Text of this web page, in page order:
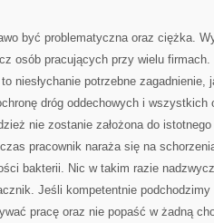
być problematyczna oraz ciężka.
osób pracujących przy wielu
niesłychanie potrzebne zagadnienie,
dróg oddechowych i wszystkich
nie zostanie założona do
pracownik naraża się na
bakterii. Nic w takim razie
Jeśli kompetentnie
pracę oraz nie popaść w żadną